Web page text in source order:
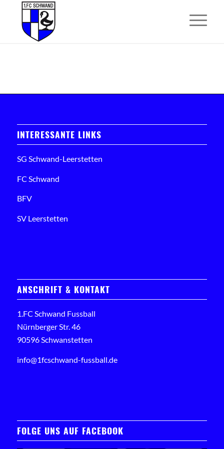
INTERESSANTE LINKS
SG Schwand-Leerstetten
FC Schwand
BFV
SV Leerstetten
ANSCHRIFT & KONTAKT
1.FC Schwand Fussball
Nürnberger Str. 46
90596 Schwanstetten
info@1fcschwand-fussball.de
FOLGE UNS AUF FACEBOOK